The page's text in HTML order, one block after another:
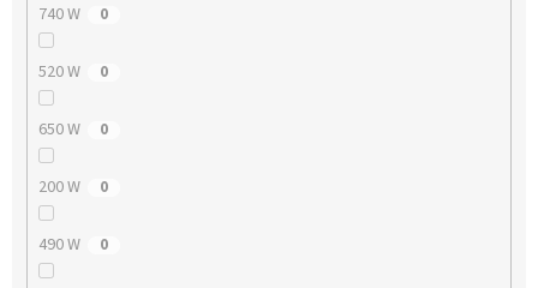
740 W 0
520 W 0
650 W 0
200 W 0
490 W 0